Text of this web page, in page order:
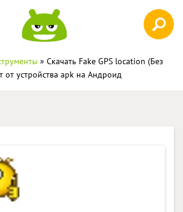
» Скачать Fake GPS location (Без
от устройства apk на Андроид